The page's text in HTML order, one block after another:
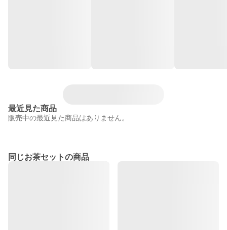
最近見た商品
販売中の最近見た商品はありません。
同じお茶セットの商品